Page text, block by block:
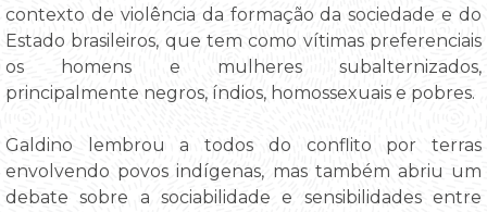
contexto de violência da formação da sociedade e do
Estado brasileiros, que tem como vítimas preferenciais
os homens e mulheres subalternizados,
principalmente negros, índios, homossexuais e pobres.
Galdino lembrou a todos do conflito por terras
envolvendo povos indígenas, mas também abriu um
debate sobre a sociabilidade e sensibilidades entre